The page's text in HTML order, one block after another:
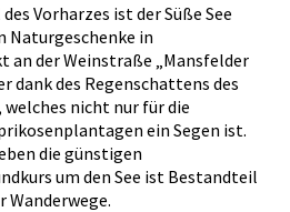
Vorharzes ist der Süße See
Naturgeschenke in
an der Weinstraße „Mansfelder
dank des Regenschattens des
nicht nur für die
ein Segen ist.
die günstigen
um den See ist Bestandteil
Wanderwege.